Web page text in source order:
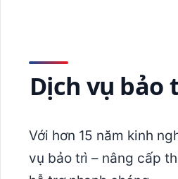
Dịch vụ bảo
Với hơn 15 năm kinh
vụ bảo trì – nâng cấp